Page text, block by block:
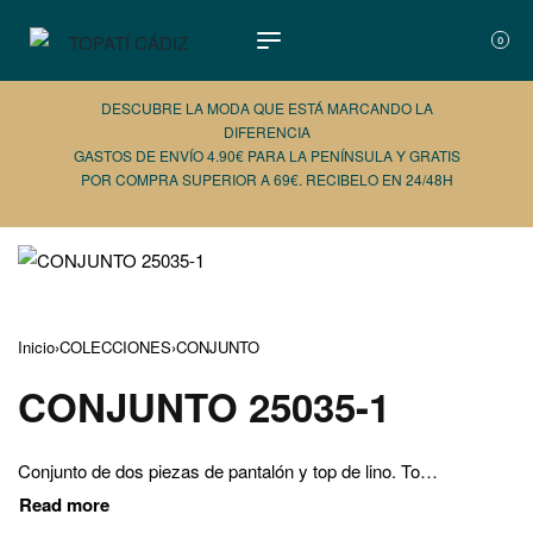
0
DESCUBRE LA MODA QUE ESTÁ MARCANDO LA
DIFERENCIA
GASTOS DE ENVÍO 4.90€ PARA LA PENÍNSULA Y GRATIS
POR COMPRA SUPERIOR A 69€. RECIBELO EN 24/48H
Inicio›COLECCIONES›CONJUNTO
CONJUNTO 25035-1
Conjunto de dos piezas de pantalón y top de lino. Top con detalles los lados.TALLA UNICAAltura de la modelo: 1.70cmTalla habitual: S/36